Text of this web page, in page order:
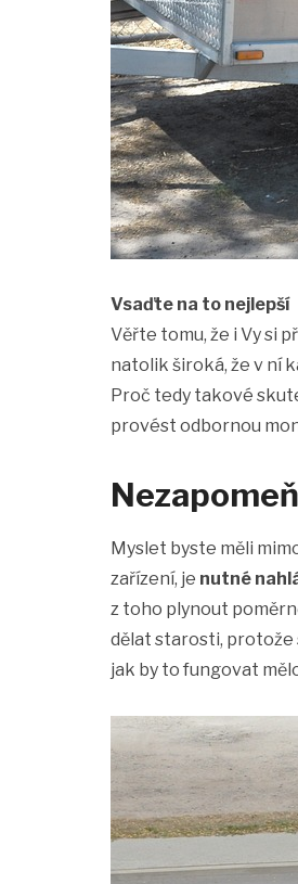
Vsaďte na to nejlepší
Věřte tomu, že i Vy si
natolik široká, že v ní
Proč tedy takové
provést odbornou
Myslet byste měli
zařízení, je nutné
z toho plynout
dělat starosti, protože
jak by to fungovat